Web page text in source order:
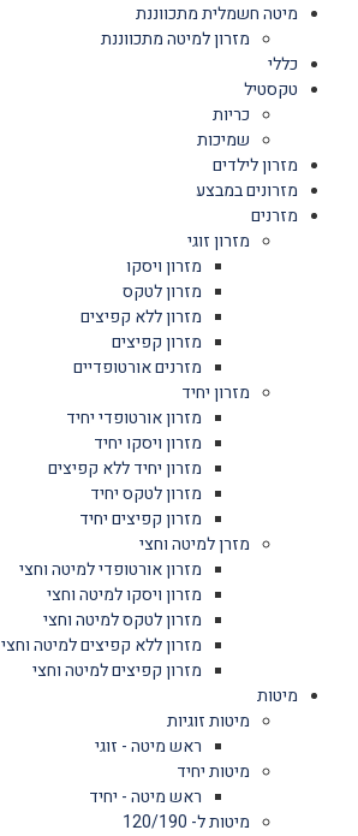
מיטה חשמלית מתכווננת
מזרון למיטה מתכווננת
כללי
טקסטיל
כריות
שמיכות
מזרון לילדים
מזרונים במבצע
מזרנים
מזרון זוגי
מזרון ויסקו
מזרון לטקס
מזרון ללא קפיצים
מזרון קפיצים
מזרנים אורטופדיים
מזרון יחיד
מזרון אורטופדי יחיד
מזרון ויסקו יחיד
מזרון יחיד ללא קפיצים
מזרון לטקס יחיד
מזרון קפיצים יחיד
מזרן למיטה וחצי
מזרון אורטופדי למיטה וחצי
מזרון ויסקו למיטה וחצי
מזרון לטקס למיטה וחצי
מזרון ללא קפיצים למיטה וחצי
מזרון קפיצים למיטה וחצי
מיטות
מיטות זוגיות
ראש מיטה - זוגי
מיטות יחיד
ראש מיטה - יחיד
מיטות ל- 120/190